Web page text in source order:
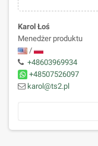
Karol Łoś
Menedżer produktu
/
+48603969934
+48507526097
karol@ts2.pl